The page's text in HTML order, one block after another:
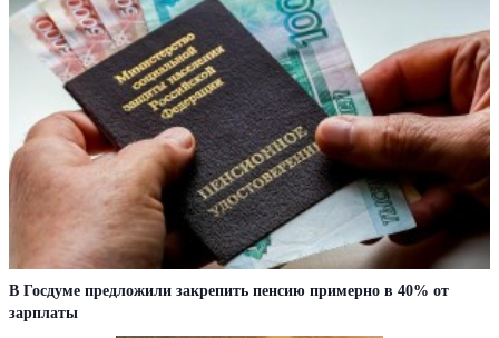
В Госдуме предложили закрепить пенсию примерно в 40% от
зарплаты